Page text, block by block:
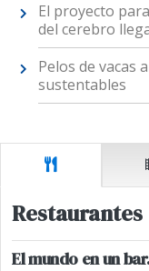
El proyecto
del cerebro
Pelos de vacas
sustentables
Restaurantes
El mundo en un